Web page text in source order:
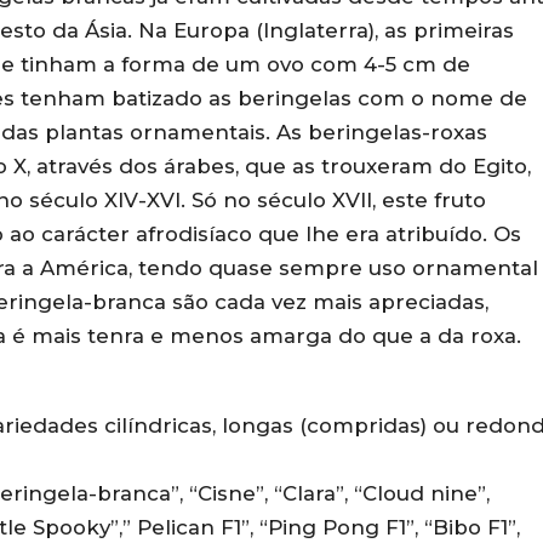
da Ásia. Na Europa (Inglaterra), as primeiras
tinham a forma de um ovo com 4-5 cm de
tenham batizado as beringelas com o nome de
plantas ornamentais. As beringelas-roxas
através dos árabes, que as trouxeram do Egito,
século XIV-XVI. Só no século XVII, este fruto
carácter afrodisíaco que lhe era atribuído. Os
a América, tendo quase sempre uso ornamental
branca são cada vez mais apreciadas,
mais tenra e menos amarga do que a da roxa.
cilíndricas, longas (compridas) ou
branca”, “Cisne”, “Clara”, “Cloud nine”,
Pelican F1”, “Ping Pong F1”, “Bibo F1”,